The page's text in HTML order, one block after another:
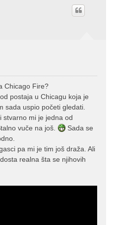
Chicago Fire?
postaja u Chicagu koja je
sada uspio početi gledati.
stvarno mi je jedna od
vuče na još.
Sada se
pa mi je tim još draža. Ali
realna šta se njihovih